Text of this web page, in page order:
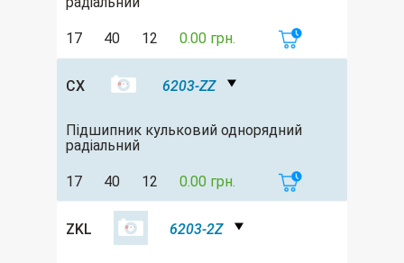
17 40 12 0.00 грн.
CX 6203-ZZ
Підшипник кульковий однорядний
радіальний
17 40 12 0.00 грн.
ZKL 6203-2Z